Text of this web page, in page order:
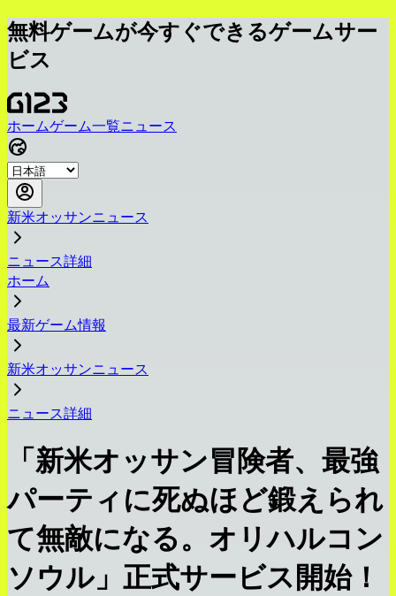
無料ゲームが今すぐできるゲームサー
ビス
ホームゲーム一覧ニュース
新米オッサンニュース
ニュース詳細
ホーム
最新ゲーム情報
新米オッサンニュース
ニュース詳細
「新米オッサン冒険者、最強
パーティに死ぬほど鍛えられ
て無敵になる。オリハルコン
ソウル」正式サービス開始！